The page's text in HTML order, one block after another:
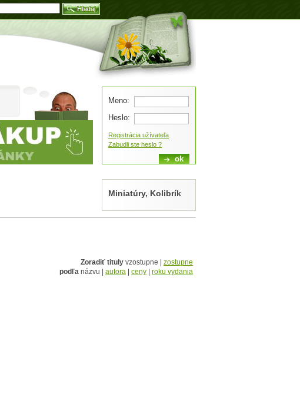
Miniatúry, Kolibrík
Zoradiť tituly vzostupne | zostupne
podľa názvu | autora ceny roku vydania
Meno:
Heslo:
Registrácia užívateľa
Zabudli ste heslo ?